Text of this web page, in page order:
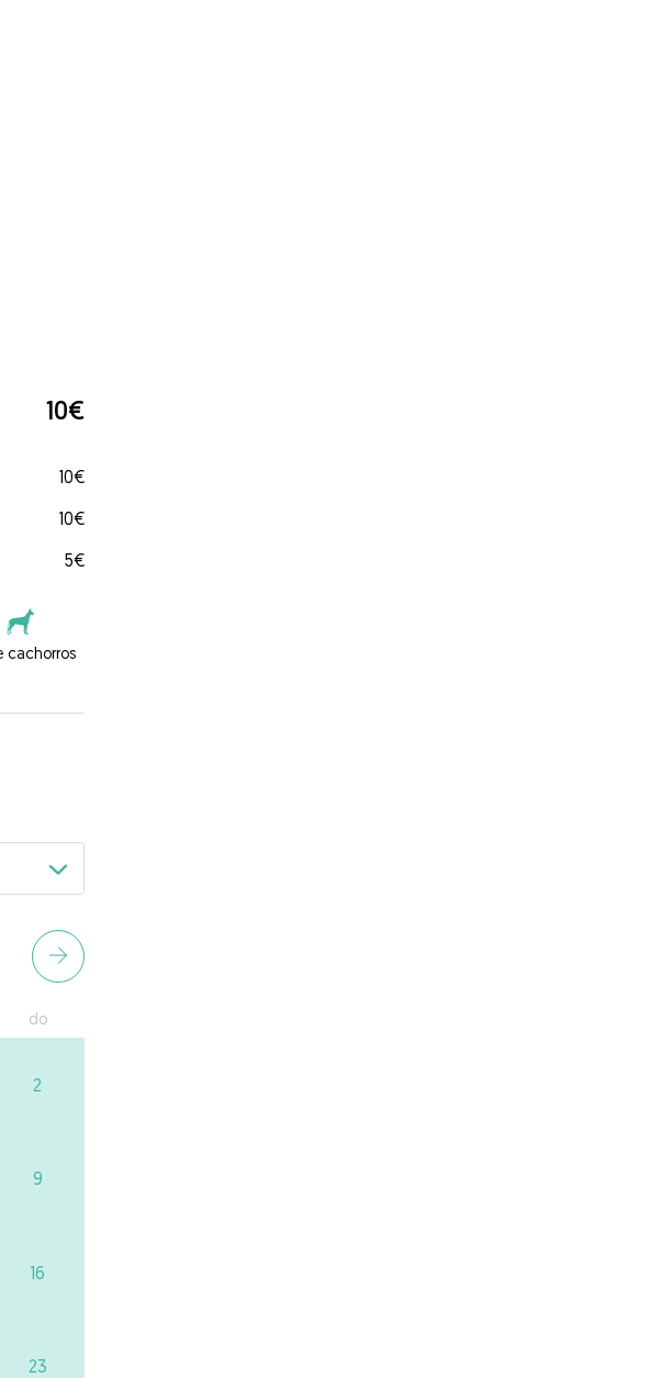
10€
10€
10€
5€
cachorros
do
2
9
16
23